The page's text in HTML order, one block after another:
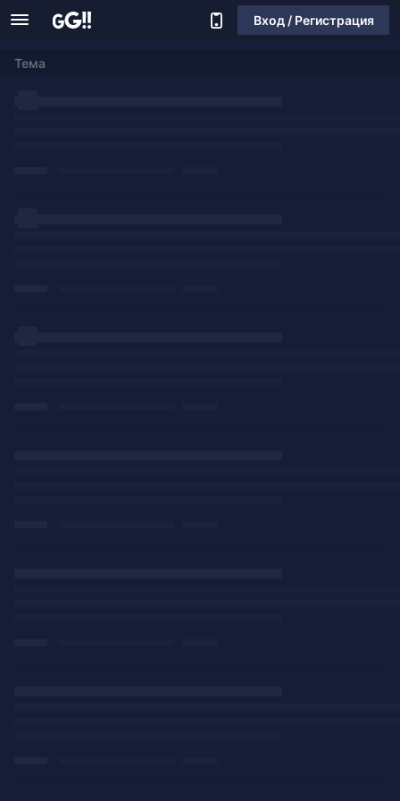
Вход / Регистрация
Тема